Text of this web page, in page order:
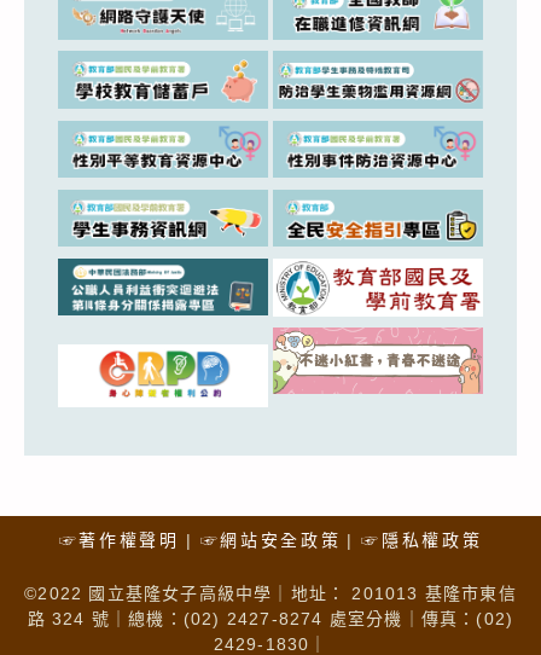
☞著作權聲明 ☞網站安全政策 ☞隱私權政策
©2022 國立基隆女子高級中學｜地址： 201013 基隆市東信
路 324 號｜總機：(02) 2427-8274 處室分機｜傳真：(02)
2429-1830｜